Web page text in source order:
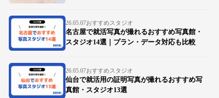
26.05.07おすすめスタジオ
名古屋で就活写真が撮れるおすすめ写真館・
スタジオ14選｜プラン・データ対応も比較
26.05.07おすすめスタジオ
仙台で就活用の証明写真が撮れるおすすめ写
真館・スタジオ13選